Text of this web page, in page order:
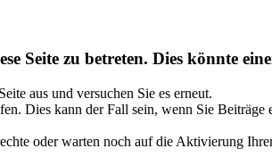
Seite zu betreten. Dies könnte
aus und versuchen Sie es erneut.
Dies kann der Fall sein, wenn Sie
oder warten noch auf die Aktivierung